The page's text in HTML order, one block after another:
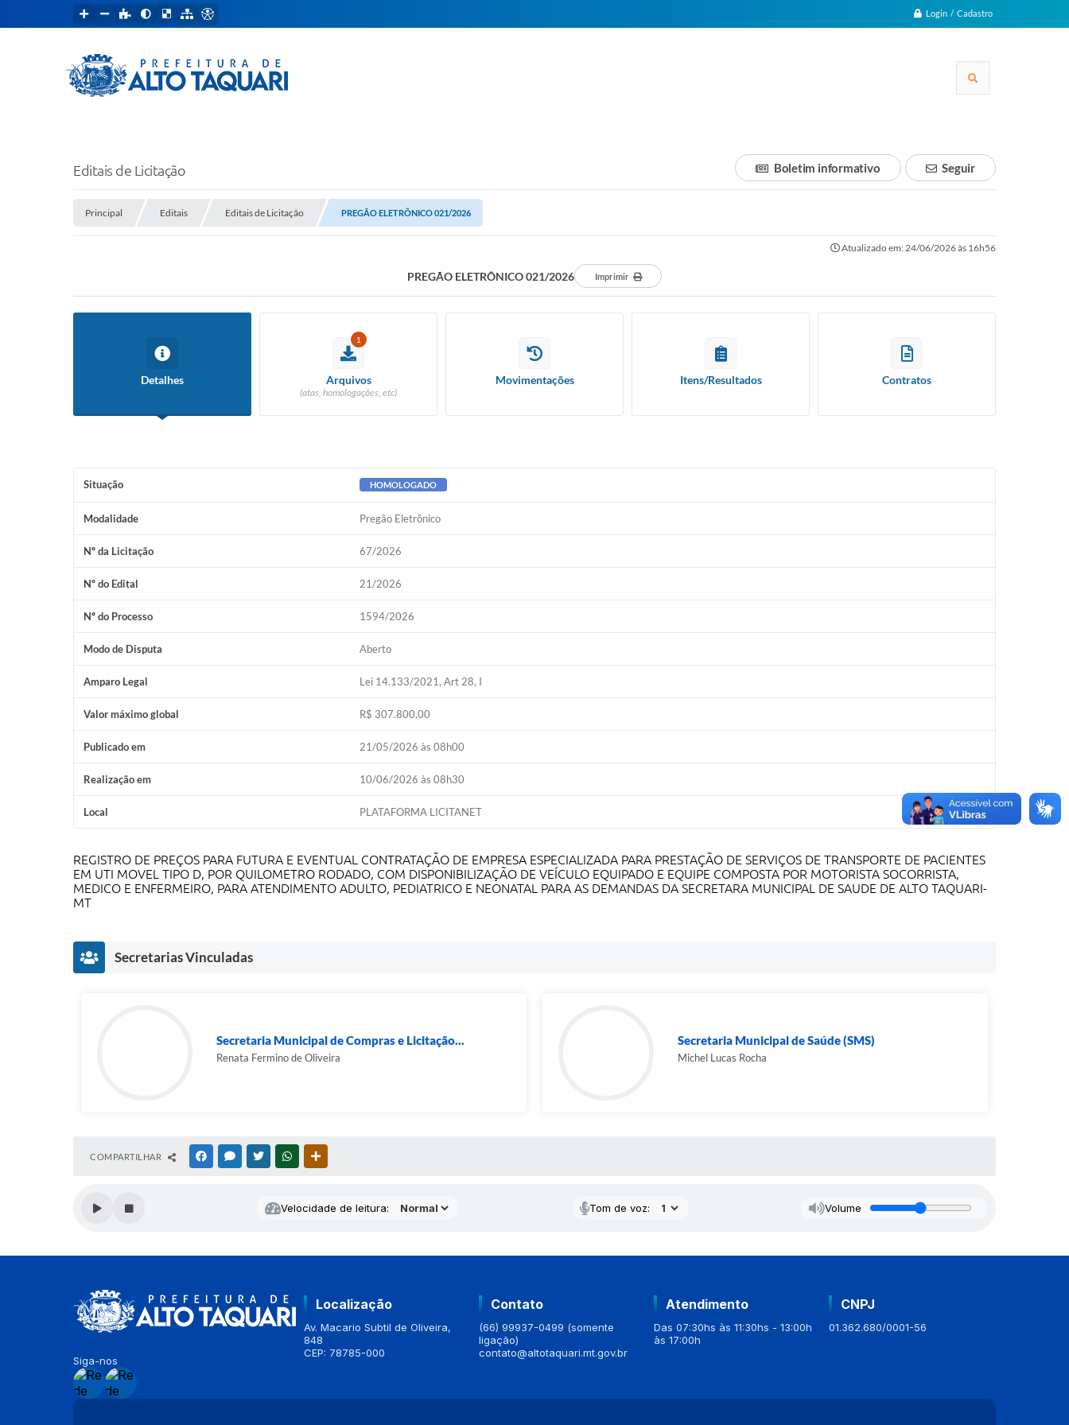
Login / Cadastro
Editais de Licitação Seguir
Boletim informativo
Principal Editais Editais de Licitação PREGÃO ELETRÔNICO 021/2026
Atualizado em: 24/06/2026 às 16h56
PREGÃO ELETRÔNICO 021/2026 Imprimir
Detalhes
1
Arquivos
(atas, homologações, etc)
Movimentações Itens/Resultados Contratos
Situação HOMOLOGADO
Modalidade Pregão Eletrônico
Nº da Licitação 67/2026
Nº do Edital 21/2026
Nº do Processo 1594/2026
Modo de Disputa Aberto
Amparo Legal Lei 14.133/2021, Art 28, I
Valor máximo global R$ 307.800,00
Publicado em 21/05/2026 às 08h00
Realização em 10/06/2026 às 08h30
Local PLATAFORMA LICITANET
REGISTRO DE PREÇOS PARA FUTURA E EVENTUAL CONTRATAÇÃO DE EMPRESA ESPECIALIZADA PARA PRESTAÇÃO DE SERVIÇOS DE TRANSPORTE DE PACIENTES
EM UTI MOVEL TIPO D, POR QUILOMETRO RODADO, COM DISPONIBILIZAÇÃO DE VEÍCULO EQUIPADO E EQUIPE COMPOSTA POR MOTORISTA SOCORRISTA,
MEDICO E ENFERMEIRO, PARA ATENDIMENTO ADULTO, PEDIATRICO E NEONATAL PARA AS DEMANDAS DA SECRETARA MUNICIPAL DE SAUDE DE ALTO TAQUARI-
MT
Secretarias Vinculadas
Secretaria Municipal de Compras e Licitação...
Renata Fermino de Oliveira
Secretaria Municipal de Saúde (SMS)
Michel Lucas Rocha
COMPARTILHAR FACEBOOKMESSENGER
TWITTERWHATSAPP
Velocidade de leitura: Tom de voz: Volume
Siga-nos
Localização
Av. Macario Subtil de Oliveira,
848
CEP: 78785-000
Contato
(66) 99937-0499 (somente
ligação)
contato@altotaquari.mt.gov.br
Atendimento
Das 07:30hs às 11:30hs - 13:00h
às 17:00h
CNPJ
01.362.680/0001-56